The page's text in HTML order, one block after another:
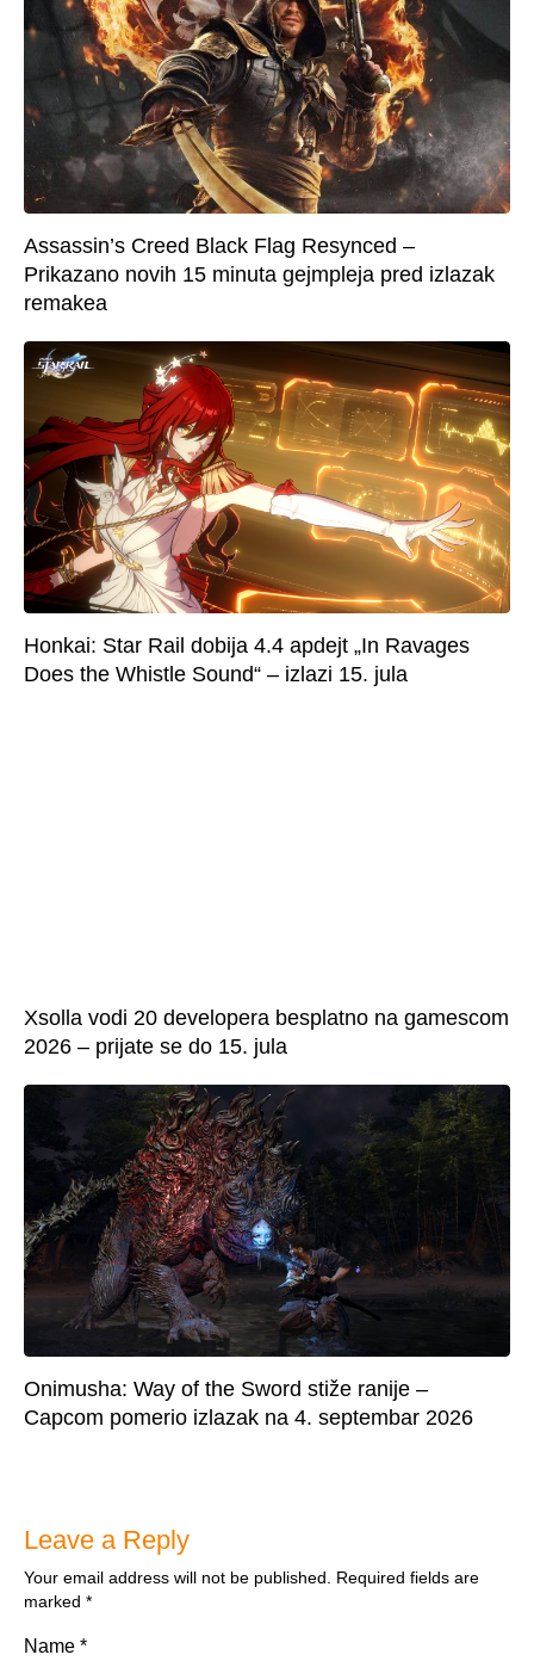
Assassin’s Creed Black Flag Resynced –
Prikazano novih 15 minuta gejmpleja pred izlazak
remakea
Honkai: Star Rail dobija 4.4 apdejt „In Ravages
Does the Whistle Sound“ – izlazi 15. jula
Xsolla vodi 20 developera besplatno na gamescom
2026 – prijate se do 15. jula
Onimusha: Way of the Sword stiže ranije –
Capcom pomerio izlazak na 4. septembar 2026
Leave a Reply
Your email address will not be published. Required fields are
marked *
Name *